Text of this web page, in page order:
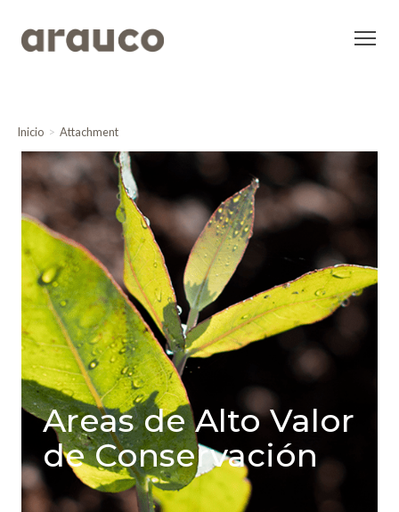
Inicio Attachment
Areas de Alto Valor
de Conservación